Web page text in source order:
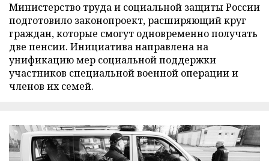
Министерство труда и социальной защиты России
подготовило законопроект, расширяющий круг
граждан, которые смогут одновременно получать
две пенсии. Инициатива направлена на
унификацию мер социальной поддержки
участников специальной военной операции и
членов их семей.